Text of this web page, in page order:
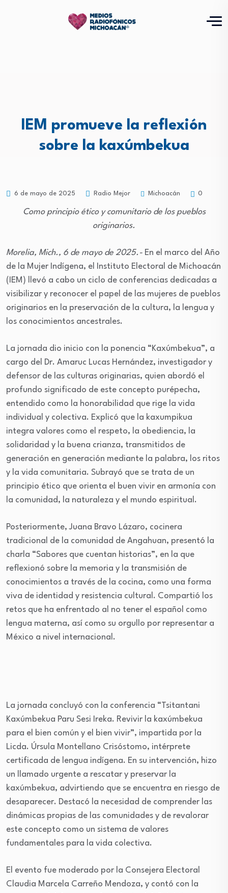
IEM promueve la reflexión
sobre la kaxúmbekua
6 de mayo de 2025 Radio Mejor Michoacán 0
Como principio ético y comunitario de los pueblos
originarios.
Morelia, Mich., 6 de mayo de 2025.- En el marco del Año
de la Mujer Indígena, el Instituto Electoral de Michoacán
(IEM) llevó a cabo un ciclo de conferencias dedicadas a
visibilizar y reconocer el papel de las mujeres de pueblos
originarios en la preservación de la cultura, la lengua y
los conocimientos ancestrales.
La jornada dio inicio con la ponencia “Kaxúmbekua”, a
cargo del Dr. Amaruc Lucas Hernández, investigador y
defensor de las culturas originarias, quien abordó el
profundo significado de este concepto purépecha,
entendido como la honorabilidad que rige la vida
individual y colectiva. Explicó que la kaxumpikua
integra valores como el respeto, la obediencia, la
solidaridad y la buena crianza, transmitidos de
generación en generación mediante la palabra, los ritos
y la vida comunitaria. Subrayó que se trata de un
principio ético que orienta el buen vivir en armonía con
la comunidad, la naturaleza y el mundo espiritual.
Posteriormente, Juana Bravo Lázaro, cocinera
tradicional de la comunidad de Angahuan, presentó la
charla “Sabores que cuentan historias”, en la que
reflexionó sobre la memoria y la transmisión de
conocimientos a través de la cocina, como una forma
viva de identidad y resistencia cultural. Compartió los
retos que ha enfrentado al no tener el español como
lengua materna, así como su orgullo por representar a
México a nivel internacional.
La jornada concluyó con la conferencia “Tsitantani
Kaxúmbekua Paru Sesi Ireka. Revivir la kaxúmbekua
para el bien común y el bien vivir”, impartida por la
Licda. Úrsula Montellano Crisóstomo, intérprete
certificada de lengua indígena. En su intervención, hizo
un llamado urgente a rescatar y preservar la
kaxúmbekua, advirtiendo que se encuentra en riesgo de
desaparecer. Destacó la necesidad de comprender las
dinámicas propias de las comunidades y de revalorar
este concepto como un sistema de valores
fundamentales para la vida colectiva.
El evento fue moderado por la Consejera Electoral
Claudia Marcela Carreño Mendoza, y contó con la